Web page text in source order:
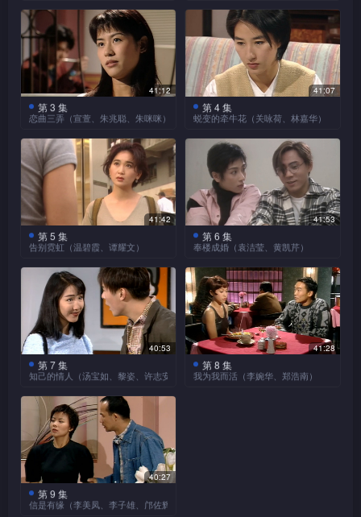
本集以短剧形式探讨女强
人面对爱情时的抉择。
Annie(曾华倩饰)是制衣公司的
高级经理，一直以来都是单身
一人，直至公司派遣她到国内
视察而认识了向导和司机张军
(孙耀威饰)。虽然军比Annie年
少，但却对Annie暗生情愫，
后来Annie终于接受了军，即
使与军相隔二地，二人仍不时
通电联系感情，可惜好景不
常，Annie始终敌不过流言，
最后忍痛与军分手。
本集以短剧形式探讨假如
女人突然发现自己是第三者时
会有什么反应。广告公司经理
Joyce(伍咏薇饰)与离过婚的
Chris(洪朝丰饰)是热恋的恋
人，Joyce深爱Chris，甚至想
过要嫁给Chris。一天，Joyce
竟发现Chris与妻子(郭少云饰)
根本没有离婚，二人还旧情复
炽，Joyce对Chris即死心，时
Joyce发现自己已怀孕，但她
并不打算告知Chris，得到家
人和朋友的谅解，Joyce打算
独力养大儿子。
41:12
第 3 集
恋曲三弄（宣萱、朱兆聪、朱咪咪）
本集以短剧形式探讨女人
到底追求怎样的爱情和婚姻。
余宝文(宣萱饰)一而再地冲动
结婚，结果婚姻失败，其实文
只想找个百分百深爱自己的
人，只是一直未遇上，母亲
(朱咪咪饰)看见女儿随意就结
婚离婚，苦口相劝，却被指责
思想保守，不合时宜。文离婚
后，很快就遇上旧情人Ray(朱
兆聪饰)，文与Ray重修旧好，
Ray百分百深爱文，但此时文
才发现原来自己所追求的并不
止是百分百的爱，还有踏实的
生活，便忍痛与Ray分手。
41:07
第 4 集
蜕变的牵牛花（关咏荷、林嘉华）
本集以短剧形式探讨小女
人面对婚姻失败，会怎样站起
来。乐瑶(关咏荷饰)一毕业就
嫁给一鸣(林嘉华饰)，组织温
馨的三人家庭，但八年过去，
一鸣竟然有外遇，最后更与乐
瑶离婚。失婚后的乐瑶一厥不
振，机缘巧合下，认识了颜永
辉(海俊杰饰)，弟弟(苏永康饰)
出言激励，最后乐瑶成功开展
自己的事业，更决定自力更
新，不再依靠别人。
41:42
第 5 集
告别霓虹（温碧霞、谭耀文）
本集的主角莫绮琪(温碧
霞饰)为了自己的理想而放弃
正当职业，又与男友分手，成
为夜总会小姐，绮琪希望创业
成为婚纱店老板而到银行贷
款，因而认识了李忠信(谭耀
文饰)，忠信对绮琪一见钟
情，绮琪渐接受忠信，怎料忠
信竟然背着绮琪到处沾花惹
草，二人结婚当日，绮琪终于
忍无可忍，一走了之。
41:53
第 6 集
奉楼成婚（袁洁莹、黄凯芹）
本集的女主角Mary(袁洁
莹饰)是个金钱至上的女子，
为求赚钱，她甚至不介意与友
人John(黄凯芹饰)假结婚，以
获得利益，一直暗恋Mary的
John则对她千依百顺。结后，
二人虽住在同一屋簷下，但
John对Mary绝无不轨，令
40:53
第 7 集
知己的情人（汤宝如、黎姿、许志安）
如果你发现自己的男友是
好朋友的男友，你会如何选
择？今集的女主角阿惠就选择
了友情。阿惠(汤宝如饰)和
Queenie(黎姿饰)情同姐妹，
可惜上天作弄，阿惠的男友竟
然是Queenie的前男友阿
King(许志安饰)。虽然阿惠并
41:28
第 8 集
我为我而活（李婉华、郑浩南）
40:27
第 9 集
信是有缘（李美凤、李子雄、邝佐辉）